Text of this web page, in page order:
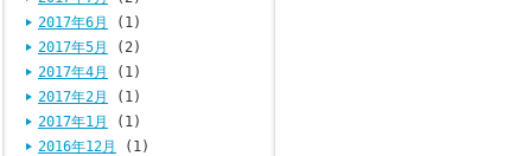
2017年6月
(1)
2017年5月
(2)
2017年4月
(1)
2017年2月
(1)
2017年1月
(1)
2016年12月
(1)